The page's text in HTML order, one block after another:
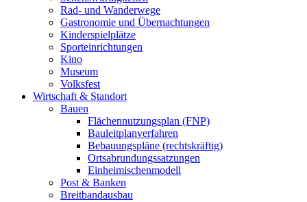
Rad- und Wanderwege
Gastronomie und Übernachtungen
Kinderspielplätze
Sporteinrichtungen
Kino
Museum
Volksfest
Wirtschaft & Standort
Bauen
Flächennutzungsplan (FNP)
Bauleitplanverfahren
Bebauungspläne (rechtskräftig)
Ortsabrundungssatzungen
Einheimischenmodell
Post & Banken
Breitbandausbau